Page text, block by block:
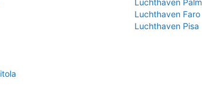
Luchthaven
Luchthaven Faro
Luchthaven Pisa